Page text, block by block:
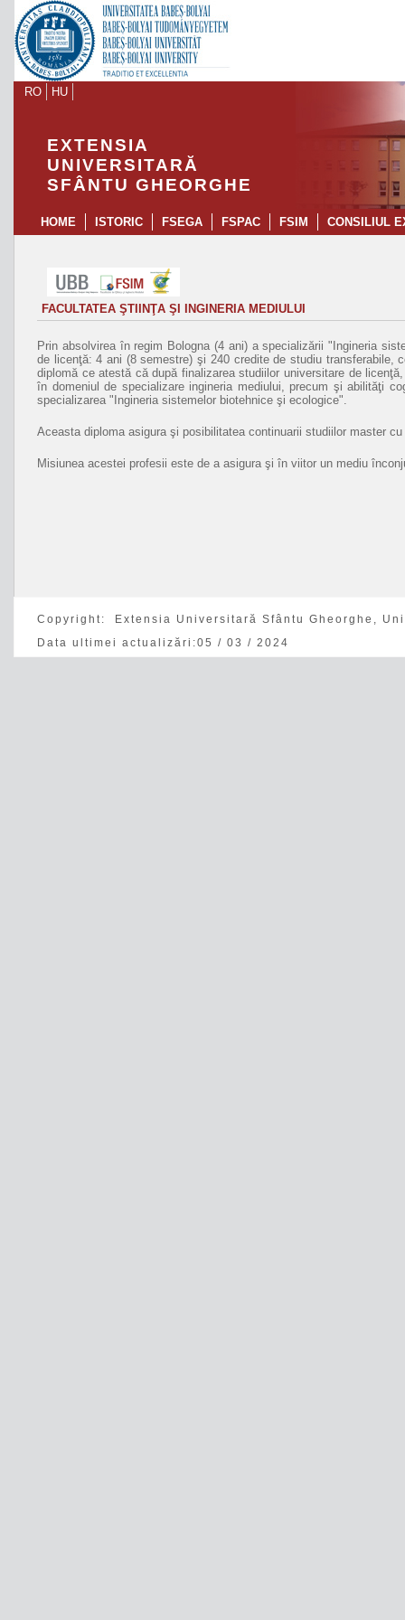
RO HU
EXTENSIA
UNIVERSITARĂ
SFÂNTU GHEORGHE
HOME ISTORIC FSEGA FSPAC FSIM CONSILIUL
FACULTATEA ŞTIINŢA ŞI INGINERIA MEDIULUI
Prin absolvirea în regim Bologna (4 ani) a specializării "Ingineria
de licenţă: 4 ani (8 semestre) şi 240 credite de studiu transferabile,
diplomă ce atestă că după finalizarea studiilor universitare de
în domeniul de specializare ingineria mediului, precum şi abilităţi
specializarea "Ingineria sistemelor biotehnice şi ecologice".
Aceasta diploma asigura şi posibilitatea continuarii studiilor master
Misiunea acestei profesii este de a asigura şi în viitor un mediu
Copyright: Extensia Universitară Sfântu Gheorghe,
Data ultimei actualizări:05 / 03 / 2024